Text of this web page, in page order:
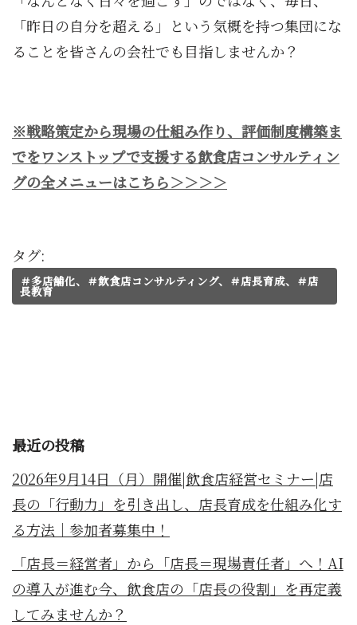
「昨日の自分を超える」という気概を持つ集団にな
ることを皆さんの会社でも目指しませんか？
※戦略策定から現場の仕組み作り、評価制度構築ま
でをワンストップで支援する飲食店コンサルティン
グの全メニューはこちら＞＞＞＞
タグ:
＃多店舗化、＃飲食店コンサルティング、＃店長育成、＃店
長教育
最近の投稿
2026年9月14日（月）開催|飲食店経営セミナー|店
長の「行動力」を引き出し、店長育成を仕組み化す
る方法｜参加者募集中！
「店長＝経営者」から「店長＝現場責任者」へ！AI
の導入が進む今、飲食店の「店長の役割」を再定義
してみませんか？